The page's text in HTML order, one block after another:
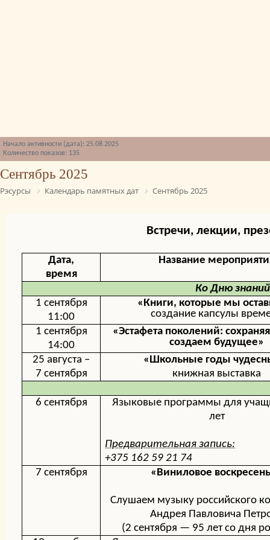
Начало активности (дата): 25.08.2025
Количество показов: 135
Сентябрь 2025
Рэсурсы Календарь памятных дат Сентябрь 2025
Встречи, лекции,
Дата,
время
Название
Ко Дню знаний
1 сентября
11:00
«Книги, которые мы
создание капсулы
1 сентября
14:00
«Эстафета поколений:
создаем будущее»
25 августа –
7 сентября
«Школьные годы
книжная выставка
6 сентября
Языковые программы для
лет
Предварительная запись:
+375 162 59 21 74
7 сентября
«Виниловое
Слушаем музыку российского
Андрея Павловича
(2 сентября — 95 лет со дня